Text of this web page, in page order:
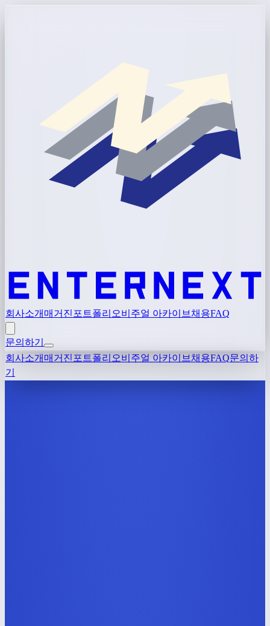
회사소개 매거진 포트폴리오비주얼 아카이브 채용FAQ
문의하기
회사소개 매거진 포트폴리오비주얼 아카이브 채용FAQ문의하
기